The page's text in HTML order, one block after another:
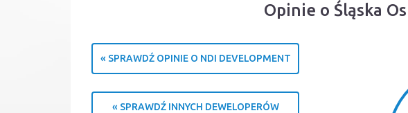
Opinie o Śląska
« SPRAWDŹ OPINIE O NDI DEVELOPMENT
« SPRAWDŹ INNYCH DEWELOPERÓW